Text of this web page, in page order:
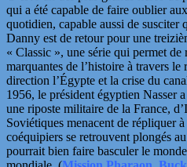
qui a été capable de faire oublier
quotidien, capable aussi de susciter
Danny est de retour pour une
« Classic », une série qui permet de
marquantes de l’histoire à travers
direction l’Égypte et la crise du
1956, le président égyptien Nasser
une riposte militaire de la France,
Soviétiques menacent de répliquer
coéquipiers se retrouvent plongés
pourrait bien faire basculer le